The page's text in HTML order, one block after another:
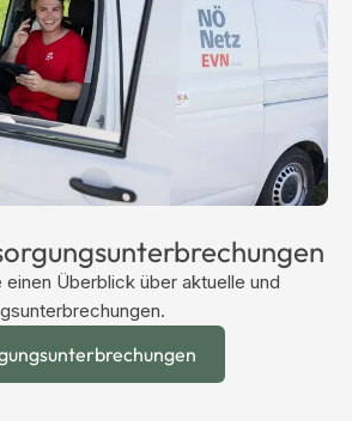
Überblick über aktuelle und